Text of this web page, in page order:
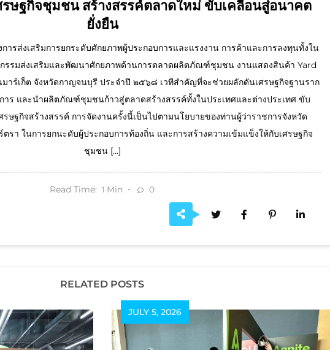
ษฐกิจชุมชน สร้างสรรค์ตลาดใหม่ ขับเคลื่อนสู่อนาคต
ยั่งยืน
ารส่งเสริมการยกระดับศักยภาพผู้ประกอบการและแรงงาน การค้าและการลงทุนทั้งใน
กรรมส่งเสริมและพัฒนาศักยภาพด้านการตลาดผลิตภัณฑ์ชุมชน งานแสดงสินค้า Yard
าร์เก็ต จังหวัดกาญจนบุรี ประจำปี ๒๕๖๘ เวทีสำคัญที่จะช่วยผลักดันเศรษฐกิจฐานราก
าร และนำผลิตภัณฑ์ชุมชนก้าวสู่ตลาดสร้างสรรค์ทั้งในประเทศและต่างประเทศ ขับ
รษฐกิจสร้างสรรค์ การจัดงานครั้งนี้เป็นไปตามนโยบายของท่านผู้ว่าราชการจังหวัด
รา ในการยกนะดับผู้ประกอบการท้องถิ่น และการสร้างความเข้มแข็งให้กับเศรษฐกิจ
ชุมชน […]
Read Time: 1 Min 0
RELATED POSTS
JULY 5, 2026